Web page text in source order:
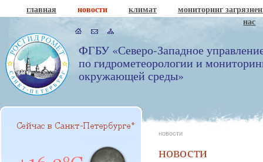
главная новости климат
мониторинг
нас
ФГБУ «Северо-Западное
по гидрометеорологии и
окружающей среды»
новости
новости